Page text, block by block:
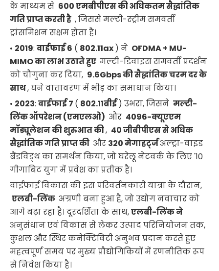
के माध्यम से 600 एमबीपीएस की अधिकतम सैद्धांतिक
गति प्राप्त करती है , जिससे मल्टी-स्ट्रीम समवर्ती
ट्रांसमिशन सक्षम होता है।
• 2019: वाईफाई6 ( 802.11ax ) ने OFDMA + MU-
MIMO का लाभ उठाते हुए मल्टी-डिवाइस समवर्ती प्रदर्शन
को चौगुना कर दिया, 9.6Gbps की सैद्धांतिक चरम दर के
साथ, घने वातावरण में भीड़ का समाधान किया।
• 2023: वाईफाई 7 ( 802.11बीई) उभरा, जिसने मल्टी-
लिंक ऑपरेशन (एमएलओ) और 4096-क्यूएएम
मॉड्यूलेशन की शुरुआत की, 40 जीबीपीएस से अधिक
सैद्धांतिक गति प्राप्त की और 320 मेगाहर्ट्जअल्ट्रा-वाइड
बैंडविड्थ का समर्थन किया, जो घरेलू नेटवर्क के लिए '10
गीगाबिट युग' में प्रवेश का प्रतीक है।
वाईफाई विकास की इस परिवर्तनकारी यात्रा के दौरान,
एलबी-लिंक अग्रणी बना हुआ है, जो उद्योग नवाचार को
आगे बढ़ा रहा है। दूरदर्शिता के साथ,एलबी-लिंक ने
अनुसंधान एवं विकास से लेकर उत्पाद परिनियोजन तक,
कुशल और स्थिर कनेक्टिविटी अनुभव प्रदान करते हुए
महत्वपूर्ण समय पर मुख्य प्रौद्योगिकियों में रणनीतिक रूप
से निवेश किया है।